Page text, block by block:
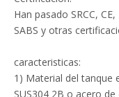
Han pasado SRCC,
SABS y otras
caracteristicas:
1) Material del tanque
SUS304 2B o acero de